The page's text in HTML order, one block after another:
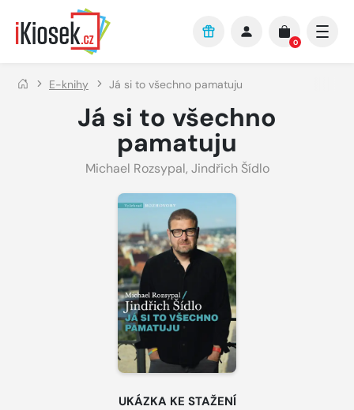
Přejít na hlavní obsah
0
E-knihy Já si to všechno pamatuju
Já si to všechno
pamatuju
Michael Rozsypal, Jindřich Šídlo
UKÁZKA KE STAŽENÍ